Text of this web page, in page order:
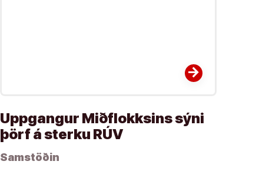
arrow_forward
Uppgangur Miðflokksins sýni
þörf á sterku RÚV
Samstöðin